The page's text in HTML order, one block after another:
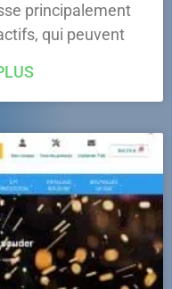
principalement
qui peuvent